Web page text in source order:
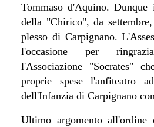
Tommaso d'Aquino.
della "Chirico", da
plesso di Carpignano.
l'occasione per
l'Associazione "Socrates"
proprie spese l'anfiteatro
dell'Infanzia di Carpignano
Ultimo argomento